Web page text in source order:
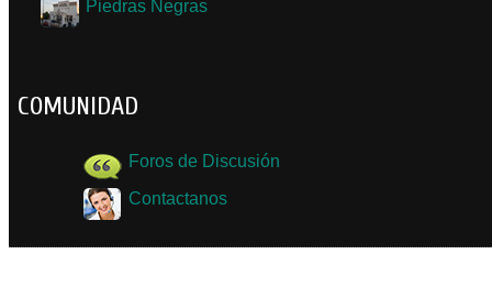
Piedras Negras
COMUNIDAD
Foros de Discusión
Contactanos